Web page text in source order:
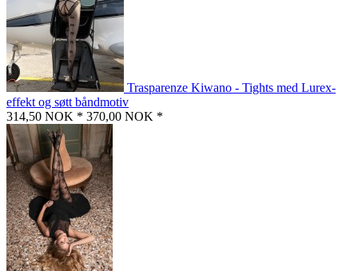
Trasparenze Kiwano - Tights med Lurex-
effekt og søtt båndmotiv
314,50 NOK * 370,00 NOK *